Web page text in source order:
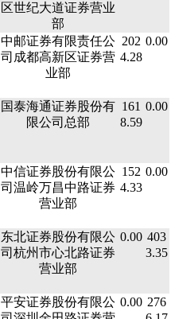
区世纪大道证券营业
部
中邮证券有限责任公
司成都高新区证券营
业部
202
4.28
0.00
国泰海通证券股份有
限公司总部
161
8.59
0.00
中信证券股份有限公
司温岭万昌中路证券
营业部
152
4.33
0.00
东北证券股份有限公
司杭州市心北路证券
营业部
0.00 403
3.35
平安证券股份有限公 0.00 276